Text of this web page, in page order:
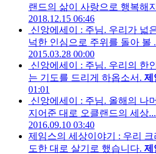
랜드의 삶이 사랑으로 행복해
2018.12.15 06:46
신앙에세이 : 주님. 우리가 넓
넉한 인심으로 주위를 돌아 볼
2015.03.28 00:00
신앙에세이 : 주님. 우리의 한
는 기도를 드리게 하옵소서. 제
01:01
신앙에세이 : 주님. 올해의 나
지어준 대로 오클랜드의 세상...
2016.09.10 03:40
제임스의 세상이야기 : 우리 크
도한 대로 살기로 했습니다. 제